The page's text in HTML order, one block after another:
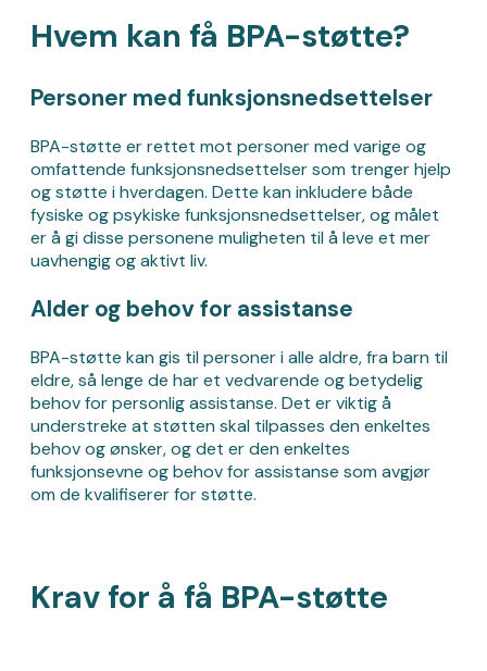
Hvem kan få BPA-støtte?
Personer med funksjonsnedsettelser
BPA-støtte er rettet mot personer med varige og
omfattende funksjonsnedsettelser som trenger hjelp
og støtte i hverdagen. Dette kan inkludere både
fysiske og psykiske funksjonsnedsettelser, og målet
er å gi disse personene muligheten til å leve et mer
uavhengig og aktivt liv.
Alder og behov for assistanse
BPA-støtte kan gis til personer i alle aldre, fra barn til
eldre, så lenge de har et vedvarende og betydelig
behov for personlig assistanse. Det er viktig å
understreke at støtten skal tilpasses den enkeltes
behov og ønsker, og det er den enkeltes
funksjonsevne og behov for assistanse som avgjør
om de kvalifiserer for støtte.
Krav for å få BPA-støtte